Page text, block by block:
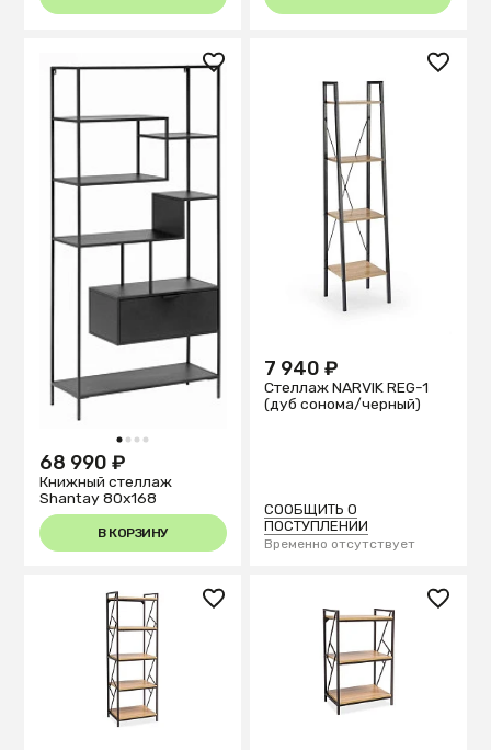
1 2 3 4
68 990 ₽
Книжный стеллаж
Shantay 80x168
В КОРЗИНУ
7 940 ₽
Стеллаж NARVIK REG-1
(дуб сонома/черный)
СООБЩИТЬ О
ПОСТУПЛЕНИИ
Временно отсутствует